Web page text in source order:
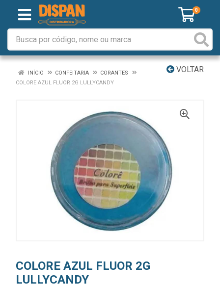
0
VOLTAR
INÍCIO CONFEITARIA
CORANTES
COLORE AZUL FLUOR 2G LULLYCANDY
COLORE AZUL FLUOR 2G
LULLYCANDY